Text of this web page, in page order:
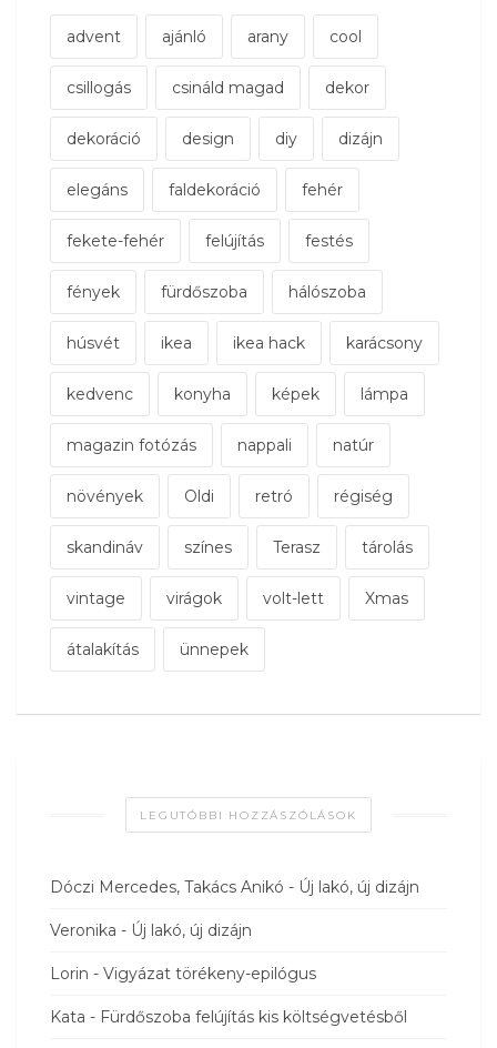
advent ajánló arany cool
csillogás csináld magad dekor
dekoráció design diy dizájn
elegáns faldekoráció fehér
fekete-fehér felújítás festés
fények fürdőszoba hálószoba
húsvét ikea ikea hack karácsony
kedvenc konyha képek lámpa
magazin fotózás nappali natúr
növények Oldi retró régiség
skandináv színes Terasz tárolás
vintage virágok volt-lett Xmas
átalakítás ünnepek
LEGUTÓBBI HOZZÁSZÓLÁSOK
Dóczi Mercedes, Takács Anikó - Új lakó, új dizájn
Veronika - Új lakó, új dizájn
Lorin - Vigyázat törékeny-epilógus
Kata - Fürdőszoba felújítás kis költségvetésből